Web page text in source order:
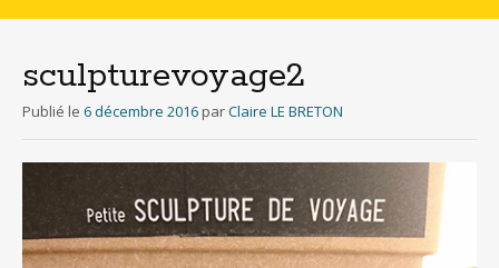
principal
sculpturevoyage2
Publié le 6 décembre 2016 parClaire LE BRETON